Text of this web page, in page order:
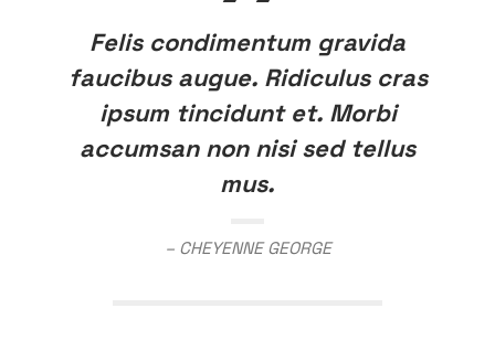
Felis condimentum gravida
faucibus augue. Ridiculus cras
ipsum tincidunt et. Morbi
accumsan non nisi sed tellus
mus.
– CHEYENNE GEORGE